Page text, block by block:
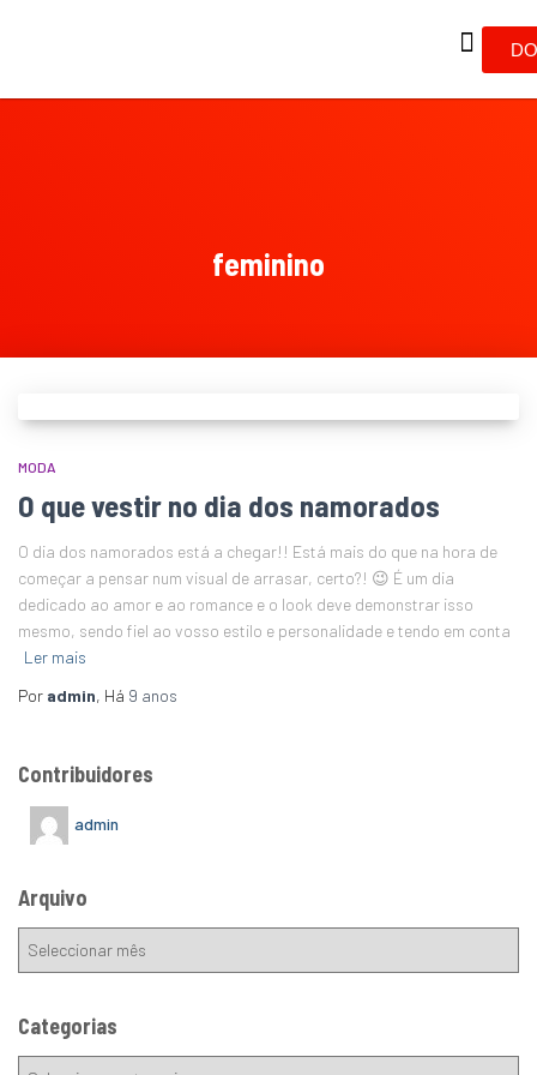
feminino
MODA
O que vestir no dia dos namorados
O dia dos namorados está a chegar!! Está mais do que na hora de
começar a pensar num visual de arrasar, certo?! 😉 É um dia
dedicado ao amor e ao romance e o look deve demonstrar isso
mesmo, sendo fiel ao vosso estilo e personalidade e tendo em conta
Ler mais
Por admin, Há 9 anos
Contribuidores
admin
Arquivo
Categorias